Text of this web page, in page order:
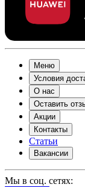
Меню
Условия
О нас
Оставить
Акции
Контакты
Статьи
Вакансии
Мы в соц. сетях: